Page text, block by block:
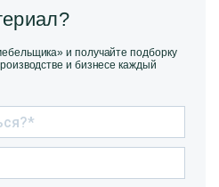
и получайте подборку
и бизнесе каждый